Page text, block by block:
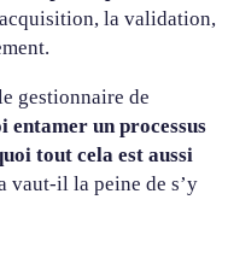
la validation,
gestionnaire de
entamer un processus
tout cela est aussi
vaut-il la peine de s’y